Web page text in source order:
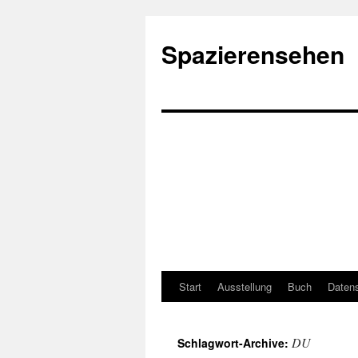
Spazierensehen
Start Ausstellung Buch
Schlagwort-Archive: DU